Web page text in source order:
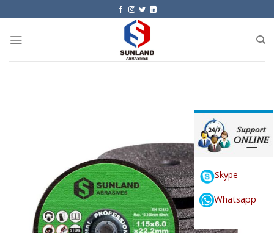
to
content
Skype
Whatsapp